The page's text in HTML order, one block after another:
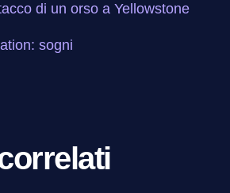
di un orso a Yellowstone
sogni